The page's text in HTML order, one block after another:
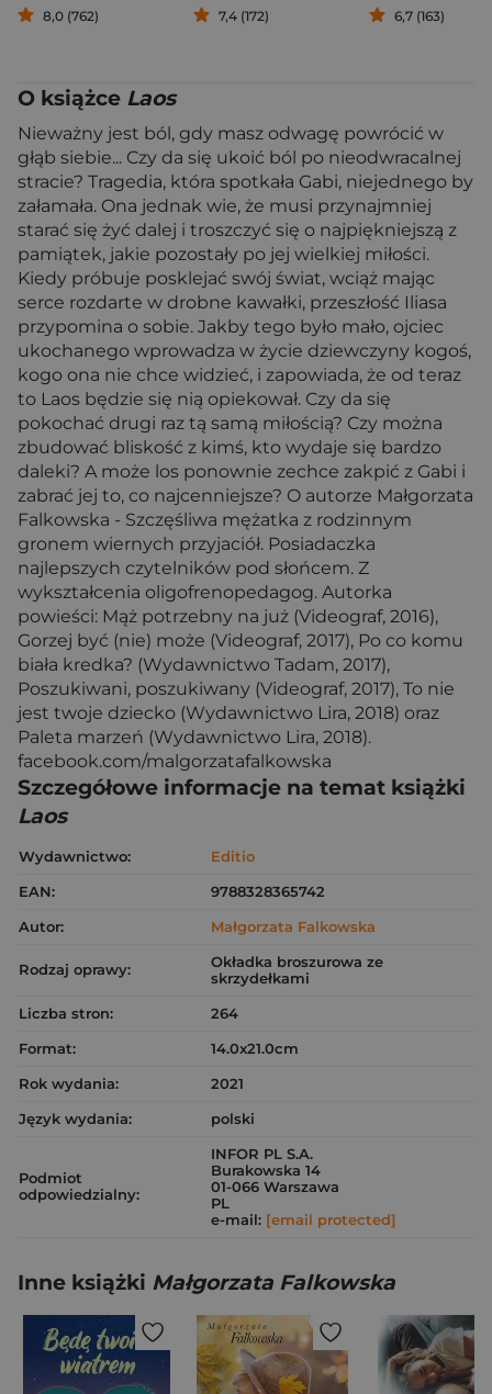
8,0 (762) 7,4 (172) 6,7 (163)
O książce Laos
Nieważny jest ból, gdy masz odwagę powrócić w
głąb siebie... Czy da się ukoić ból po nieodwracalnej
stracie? Tragedia, która spotkała Gabi, niejednego by
załamała. Ona jednak wie, że musi przynajmniej
starać się żyć dalej i troszczyć się o najpiękniejszą z
pamiątek, jakie pozostały po jej wielkiej miłości.
Kiedy próbuje posklejać swój świat, wciąż mając
serce rozdarte w drobne kawałki, przeszłość Iliasa
przypomina o sobie. Jakby tego było mało, ojciec
ukochanego wprowadza w życie dziewczyny kogoś,
kogo ona nie chce widzieć, i zapowiada, że od teraz
to Laos będzie się nią opiekował. Czy da się
pokochać drugi raz tą samą miłością? Czy można
zbudować bliskość z kimś, kto wydaje się bardzo
daleki? A może los ponownie zechce zakpić z Gabi i
zabrać jej to, co najcenniejsze? O autorze Małgorzata
Falkowska - Szczęśliwa mężatka z rodzinnym
gronem wiernych przyjaciół. Posiadaczka
najlepszych czytelników pod słońcem. Z
wykształcenia oligofrenopedagog. Autorka
powieści: Mąż potrzebny na już (Videograf, 2016),
Gorzej być (nie) może (Videograf, 2017), Po co komu
biała kredka? (Wydawnictwo Tadam, 2017),
Poszukiwani, poszukiwany (Videograf, 2017), To nie
jest twoje dziecko (Wydawnictwo Lira, 2018) oraz
Paleta marzeń (Wydawnictwo Lira, 2018).
facebook.com/malgorzatafalkowska
Szczegółowe informacje na temat książki
Laos
Wydawnictwo:
Editio
EAN:
9788328365742
Autor:
Małgorzata Falkowska
Rodzaj oprawy:
Okładka broszurowa ze
skrzydełkami
Liczba stron:
264
Format:
14.0x21.0cm
Rok wydania:
2021
Język wydania:
polski
Podmiot
odpowiedzialny:
INFOR PL S.A.
Burakowska 14
01-066 Warszawa
PL
e-mail: [email protected]
Inne książki Małgorzata Falkowska